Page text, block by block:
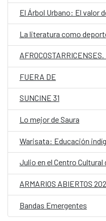
El Árbol Urbano: El valor
La literatura como
FUERA DE
SUNCINE 31
Lo mejor de Saura
Julio en el Centro
Bandas Emergentes